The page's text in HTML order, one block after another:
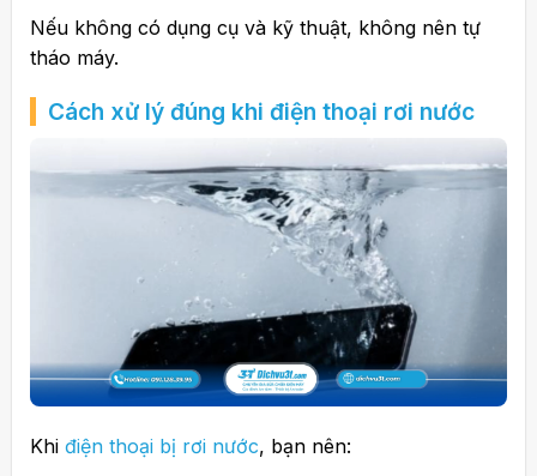
Nếu không có dụng cụ và kỹ thuật, không nên tự
tháo máy.
Cách xử lý đúng khi điện thoại rơi nước
Khi điện thoại bị rơi nước, bạn nên: